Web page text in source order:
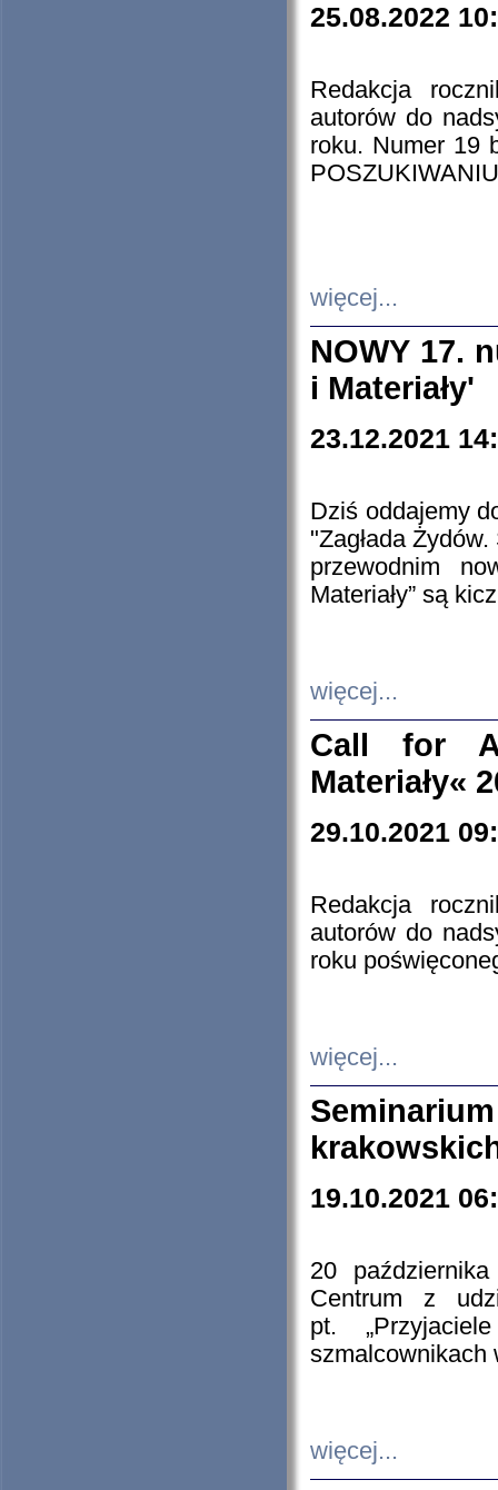
25.08.2022
Redakcja
autorów do
roku. Numer 19
więcej...
NOWY 17.
i Materiały'
23.12.2021
Dziś oddajemy
"Zagłada
przewodnim
Materiały” są
więcej...
Call for
Materiały«
29.10.2021
Redakcja
autorów do
roku
więcej...
19.10.2021
20
Centrum z
pt.
szmalcownikach
więcej...